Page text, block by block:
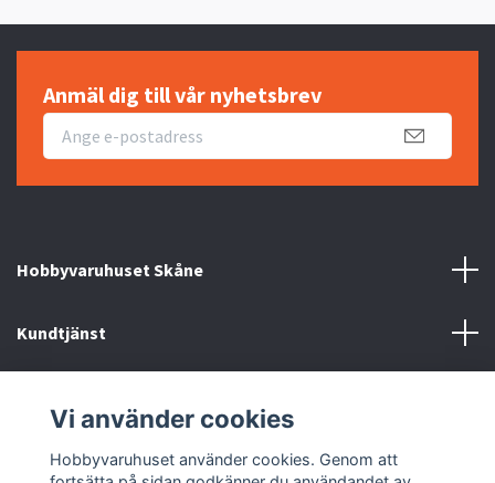
Anmäl dig till vår nyhetsbrev
Hobbyvaruhuset Skåne
Kundtjänst
Sociala medier
Vi använder cookies
Hobbyvaruhuset använder cookies. Genom att